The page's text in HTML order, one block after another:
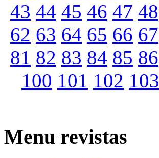
43 44 45 46 47 48
62 63 64 65 66 67
81 82 83 84 85 86
100 101 102 103
Menu revistas